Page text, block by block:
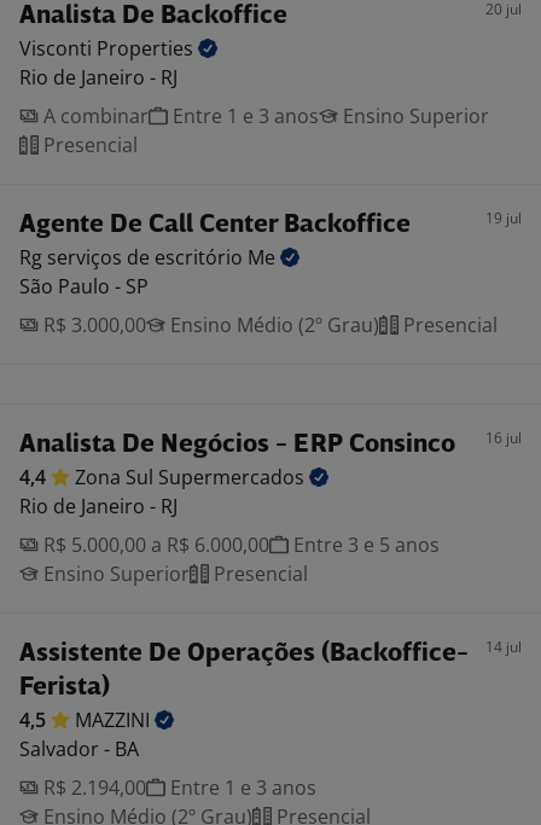
Analista De Backoffice 20 jul
Visconti Properties
Rio de Janeiro - RJ
A combinar
Entre 1 e 3 anos
Ensino Superior
Presencial
Agente De Call Center Backoffice 19 jul
Rg serviços de escritório Me
São Paulo - SP
R$ 3.000,00
Ensino Médio (2º Grau) Presencial
Analista De Negócios - ERP Consinco 16 jul
4,4 Zona Sul Supermercados
Rio de Janeiro - RJ
R$ 5.000,00 a R$ 6.000,00
Entre 3 e 5 anos
Ensino Superior
Presencial
Assistente De Operações (Backoffice-
Ferista)
14 jul
4,5
MAZZINI
Salvador - BA
R$ 2.194,00
Entre 1 e 3 anos
Ensino Médio (2º Grau)
Presencial